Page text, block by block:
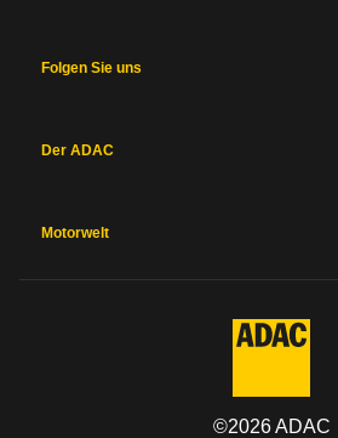
Folgen Sie uns
Der ADAC
Motorwelt
©2026ADAC